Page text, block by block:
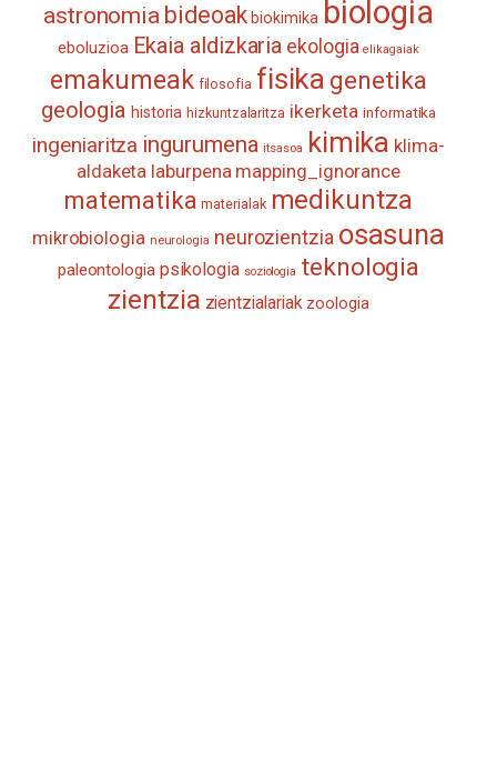
astronomia bideoak biokimika biologia
eboluzioa Ekaia aldizkaria ekologia elikagaiak
emakumeak filosofia fisika genetika
geologia historia hizkuntzalaritza ikerketa informatika
ingeniaritza ingurumena itsasoa kimika klima-
aldaketa laburpena mapping_ignorance
matematika materialak medikuntza
mikrobiologia neurologia neurozientzia osasuna
paleontologia psikologia soziologia teknologia
zientzia zientzialariak zoologia